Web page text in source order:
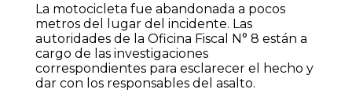
La motocicleta fue abandonada a pocos
metros del lugar del incidente. Las
autoridades de la Oficina Fiscal N° 8 están a
cargo de las investigaciones
correspondientes para esclarecer el hecho y
dar con los responsables del asalto.